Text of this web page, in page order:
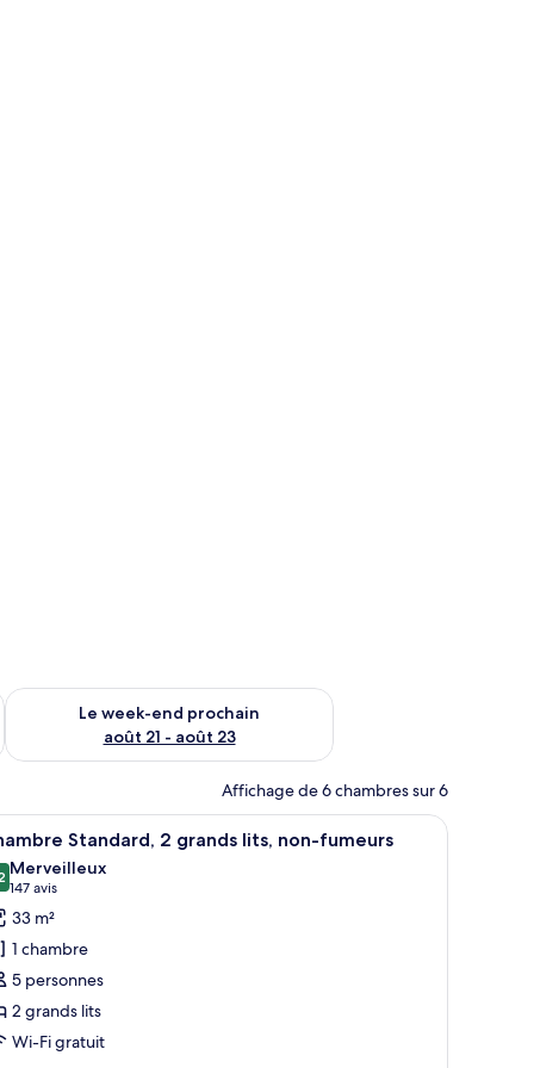
août 14 - août 16
Le week-end prochain
août 21 - août 23
Vérifier la disponibilité pour le week-end prochain août 21 -
Affichage de 6 chambres sur 6
tableau encadré au mur.
un bureau avec une télévision, une chaise et une lampe de bureau.
:
Une chambre d’hôtel avec deux lits, un
5 Standard, 2 grands lits, non-fumeurs
sur 10
Merveilleux
147 avis
(147 avis)
33 m²
1 chambre
5 personnes
2 grands lits
Wi-Fi gratuit